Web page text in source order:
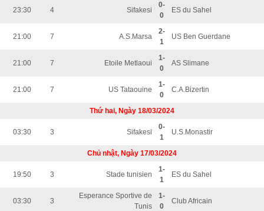
23:30 4 Sifakesi
0-
0
ES du Sahel
21:00 7 A.S.Marsa
2-
1
US Ben Guerdane
21:00 7 Etoile Metlaoui
1-
0
AS Slimane
21:00 7 US Tataouine
1-
0
C.A.Bizertin
Thứ hai, Ngày 18/03/2024
03:30 3 Sifakesi
0-
1
U.S.Monastir
Chủ nhật, Ngày 17/03/2024
19:50 3 Stade tunisien
1-
1
ES du Sahel
03:30 3
Esperance Sportive de
Tunis
1-
0
Club Africain